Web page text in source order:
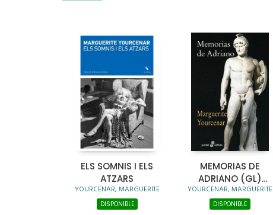
ELS SOMNIS I ELS
ATZARS
YOURCENAR, MARGUERITE
DISPONIBLE
MEMORIAS DE
ADRIANO (GL)
(BOLSILLO)
YOURCENAR, MARGUERITE
DISPONIBLE